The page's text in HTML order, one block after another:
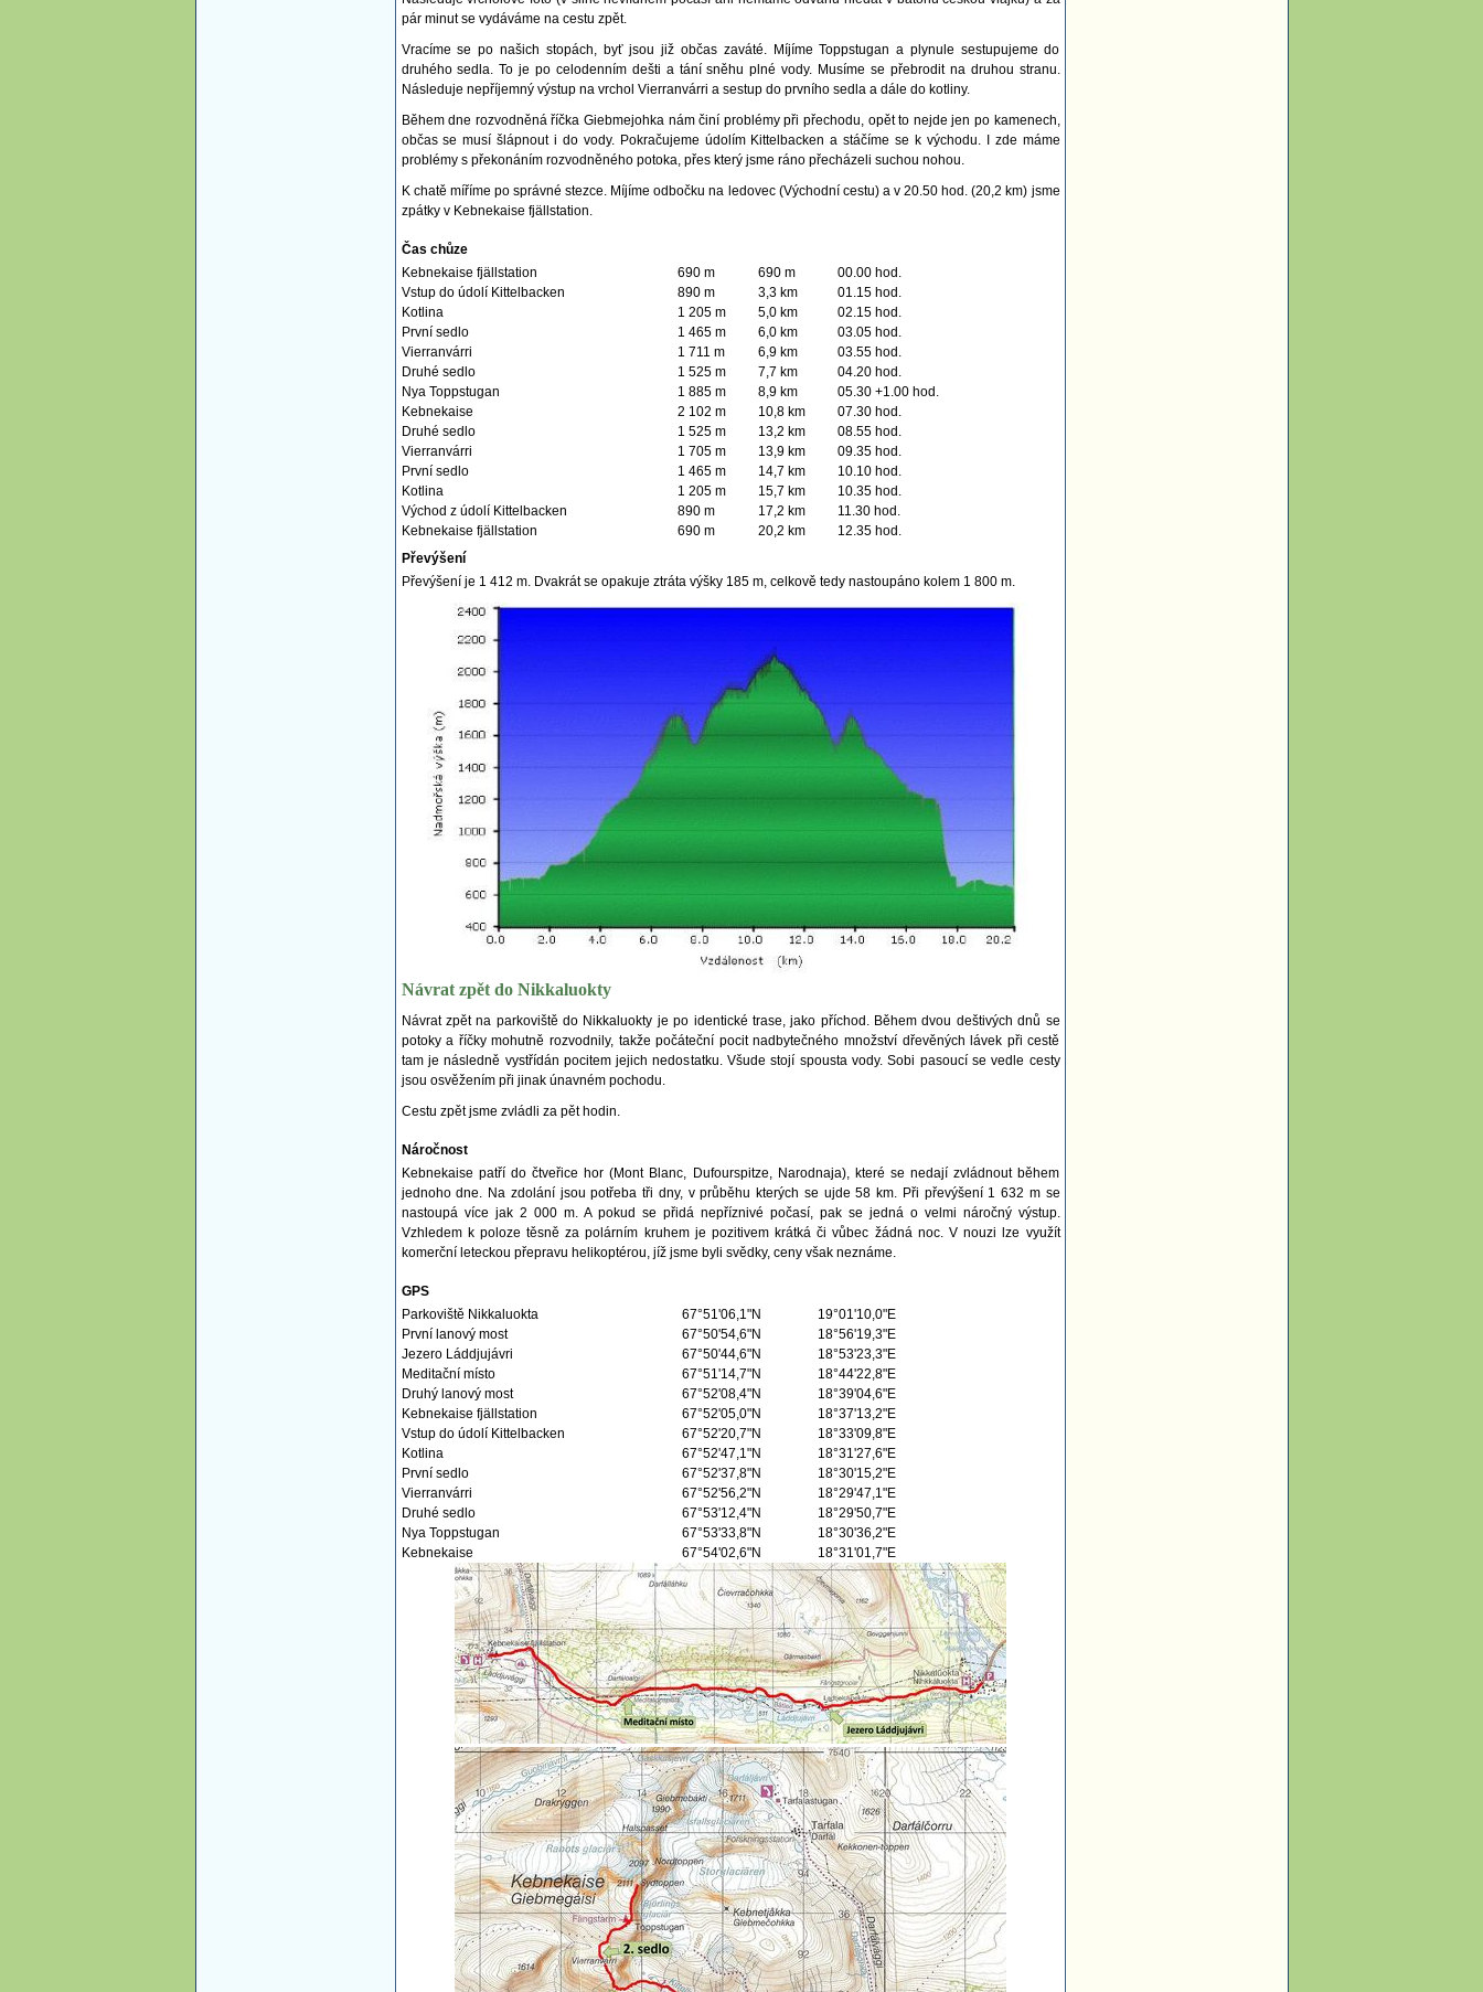
pár minut se vydáváme na cestu zpět.
Vracíme se po našich stopách, byť jsou již občas zaváté. Míjíme Toppstugan a plynule sestupujeme do
druhého sedla. To je po celodenním dešti a tání sněhu plné vody. Musíme se přebrodit na druhou stranu.
Následuje nepříjemný výstup na vrchol Vierranvárri a sestup do prvního sedla a dále do kotliny.
Během dne rozvodněná říčka Giebmejohka nám činí problémy při přechodu, opět to nejde jen po kamenech,
občas se musí šlápnout i do vody. Pokračujeme údolím Kittelbacken a stáčíme se k východu. I zde máme
problémy s překonáním rozvodněného potoka, přes který jsme ráno přecházeli suchou nohou.
K chatě míříme po správné stezce. Míjíme odbočku na ledovec (Východní cestu) a v 20.50 hod. (20,2 km) jsme
zpátky v Kebnekaise fjällstation.
Čas chůze
Kebnekaise fjällstation
690 m 690 m
00.00 hod.
Vstup do údolí Kittelbacken
890 m 3,3 km
01.15 hod.
Kotlina
1 205 m 5,0 km
02.15 hod.
První sedlo
1 465 m 6,0 km
03.05 hod.
Vierranvárri
1 711 m 6,9 km
03.55 hod.
Druhé sedlo
1 525 m 7,7 km
04.20 hod.
Nya Toppstugan
1 885 m 8,9 km
05.30 +1.00 hod.
Kebnekaise
2 102 m 10,8 km
07.30 hod.
Druhé sedlo
1 525 m 13,2 km
08.55 hod.
Vierranvárri
1 705 m 13,9 km
09.35 hod.
První sedlo
1 465 m 14,7 km
10.10 hod.
Kotlina
1 205 m 15,7 km
10.35 hod.
Východ z údolí Kittelbacken
890 m 17,2 km
11.30 hod.
Kebnekaise fjällstation
690 m 20,2 km
12.35 hod.
Převýšení
Převýšení je 1 412 m. Dvakrát se opakuje ztráta výšky 185 m, celkově tedy nastoupáno kolem 1 800 m.
Návrat zpět do Nikkaluokty
Návrat zpět na parkoviště do Nikkaluokty je po identické trase, jako příchod. Během dvou deštivých dnů se
potoky a říčky mohutně rozvodnily, takže počáteční pocit nadbytečného množství dřevěných lávek při cestě
tam je následně vystřídán pocitem jejich nedostatku. Všude stojí spousta vody. Sobi pasoucí se vedle cesty
jsou osvěžením při jinak únavném pochodu.
Cestu zpět jsme zvládli za pět hodin.
Náročnost
Kebnekaise patří do čtveřice hor (Mont Blanc, Dufourspitze, Narodnaja), které se nedají zvládnout během
jednoho dne. Na zdolání jsou potřeba tři dny, v průběhu kterých se ujde 58 km. Při převýšení 1 632 m se
nastoupá více jak 2 000 m. A pokud se přidá nepříznivé počasí, pak se jedná o velmi náročný výstup.
Vzhledem k poloze těsně za polárním kruhem je pozitivem krátká či vůbec žádná noc. V nouzi lze využít
komerční leteckou přepravu helikoptérou, jíž jsme byli svědky, ceny však neznáme.
GPS
Parkoviště Nikkaluokta
67°51'06,1"N
19°01'10,0"E
První lanový most
67°50'54,6"N
18°56'19,3"E
Jezero Láddjujávri
67°50'44,6"N
18°53'23,3"E
Meditační místo
67°51'14,7"N
18°44'22,8"E
Druhý lanový most
67°52'08,4"N
18°39'04,6"E
Kebnekaise fjällstation
67°52'05,0"N
18°37'13,2"E
Vstup do údolí Kittelbacken
67°52'20,7"N
18°33'09,8"E
Kotlina
67°52'47,1"N
18°31'27,6"E
První sedlo
67°52'37,8"N
18°30'15,2"E
Vierranvárri
67°52'56,2"N
18°29'47,1"E
Druhé sedlo
67°53'12,4"N
18°29'50,7"E
Nya Toppstugan
67°53'33,8"N
18°30'36,2"E
Kebnekaise
67°54'02,6"N 18°31'01,7"E